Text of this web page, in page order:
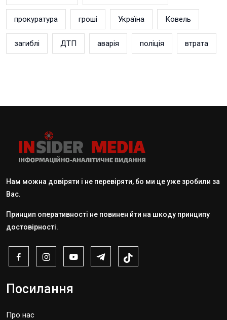
прокуратура гроші Україна Ковель
загиблі ДТП аварія поліція втрата
Нам можна довіряти і не перевіряти, бо ми це уже зробили за
Вас.
Принцип оперативності не повинен йти на шкоду принципу
достовірності.
Посилання
Про нас